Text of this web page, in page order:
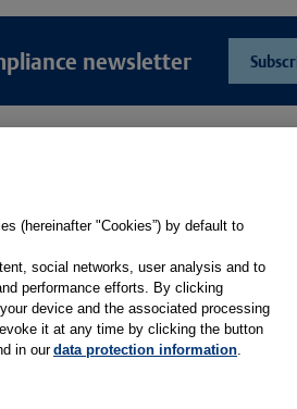
newsletter
Produkt-Hilfe
Support
Whitepaper & Infomaterial
(hereinafter "Cookies”) by default to
social networks, user analysis and to
performance efforts. By clicking
device and the associated processing
it at any time by clicking the button
in ourdata protection information.